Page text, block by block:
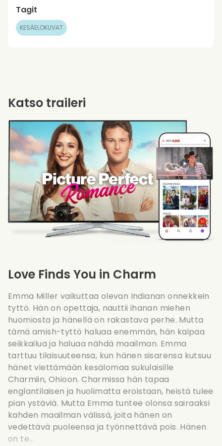
Tagit
KESÄELOKUVAT
Love Finds You in Charm
Emma Miller vaikuttaa olevan Indianan onnekkein
tyttö. Hän on opettaja, nauttii ihanan miehen
huomiosta ja hänellä on rakastava perhe. Mutta
tämä amish-tyttö haluaa enemmän, hän kaipaa
seikkailua ja haluaa nähdä maailman. Emma
tarttuu tilaisuuteensa, kun hänen sisarensa kutsuu
hänet viettämään kesälomaa sukulaisille
Charmiin, Ohioon. Charmissa hän tapaa
englantilaisen ja huolimatta eroistaan, heistä tulee
pian ystäviä. Mutta Emma tuntee olonsa sairaaksi
kahden maailman välissä, joita hänen on
vedettävä puoleensa ja työnnettävä pois. Hänen
on te...
Katso traileri